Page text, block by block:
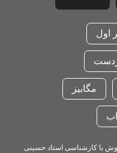
اول
مگابیز
با کارشناسی استاد حسینی